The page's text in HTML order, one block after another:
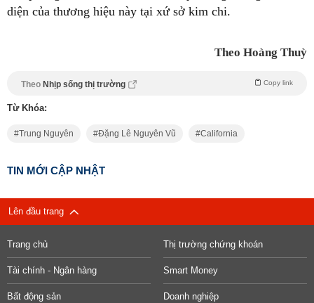
diện của thương hiệu này tại xứ sở kim chi.
Theo Hoàng Thuỳ
Theo Nhịp sống thị trường Copy link
Từ Khóa:
Trung Nguyên Đặng Lê Nguyên Vũ California
TIN MỚI CẬP NHẬT
Lên đầu trang
Trang chủ Thị trường chứng khoán
Tài chính - Ngân hàng Smart Money
Bất động sản Doanh nghiệp